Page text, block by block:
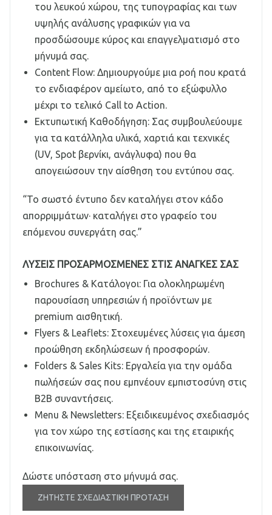
του λευκού χώρου, της τυπογραφίας και των
υψηλής ανάλυσης γραφικών για να
προσδώσουμε κύρος και επαγγελματισμό στο
μήνυμά σας.
Content Flow: Δημιουργούμε μια ροή που κρατά
το ενδιαφέρον αμείωτο, από το εξώφυλλο
μέχρι το τελικό Call to Action.
Εκτυπωτική Καθοδήγηση: Σας συμβουλεύουμε
για τα κατάλληλα υλικά, χαρτιά και τεχνικές
(UV, Spot βερνίκι, ανάγλυφα) που θα
απογειώσουν την αίσθηση του εντύπου σας.
“Το σωστό έντυπο δεν καταλήγει στον κάδο
απορριμμάτων· καταλήγει στο γραφείο του
επόμενου συνεργάτη σας.”
ΛΎΣΕΙΣ ΠΡΟΣΑΡΜΟΣΜΈΝΕΣ ΣΤΙΣ ΑΝΆΓΚΕΣ ΣΑΣ
Brochures & Κατάλογοι: Για ολοκληρωμένη
παρουσίαση υπηρεσιών ή προϊόντων με
premium αισθητική.
Flyers & Leaflets: Στοχευμένες λύσεις για άμεση
προώθηση εκδηλώσεων ή προσφορών.
Folders & Sales Kits: Εργαλεία για την ομάδα
πωλήσεών σας που εμπνέουν εμπιστοσύνη στις
B2B συναντήσεις.
Menu & Newsletters: Εξειδικευμένος σχεδιασμός
για τον χώρο της εστίασης και της εταιρικής
επικοινωνίας.
Δώστε υπόσταση στο μήνυμά σας.
ΖΗΤΉΣΤΕ ΣΧΕΔΙΑΣΤΙΚΉ ΠΡΌΤΑΣΗ